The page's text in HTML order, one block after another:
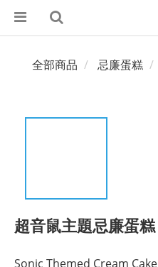
全部商品 忌廉蛋糕
超音鼠主題忌廉蛋糕
Sonic Themed Cream Cake